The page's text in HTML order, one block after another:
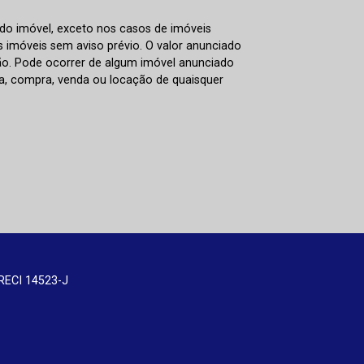
imóvel, exceto nos casos de imóveis
sem aviso prévio. O valor anunciado
Pode ocorrer de algum imóvel anunciado
compra, venda ou locação de quaisquer
14523-J